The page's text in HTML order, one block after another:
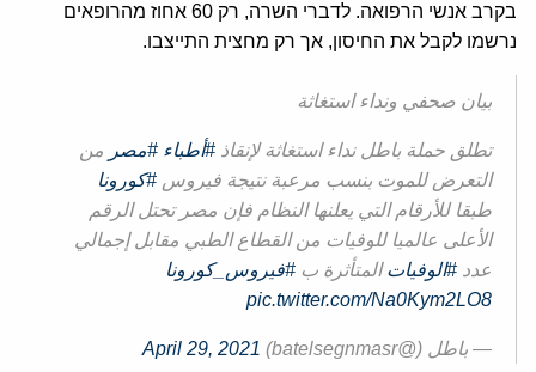
בקרב אנשי הרפואה. לדברי השרה, רק 60 אחוז מהרופאים
נרשמו לקבל את החיסון, אך רק מחצית התייצבו.
بيان صحفي ونداء استغاثة
تطلق حملة باطل نداء استغاثة لإنقاذ #أطباء #مصر من
التعرض للموت بنسب مرعبة نتيجة فيروس #كورونا
طبقا للأرقام التي يعلنها النظام فإن مصر تحتل الرقم
الأعلى عالميا للوفيات من القطاع الطبي مقابل إجمالي
عدد #الوفياتالمتأثرة ب #فيروس_كورونا
pic.twitter.com/Na0Kym2LO8
— باطل (@batelsegnmasr) April 29, 2021